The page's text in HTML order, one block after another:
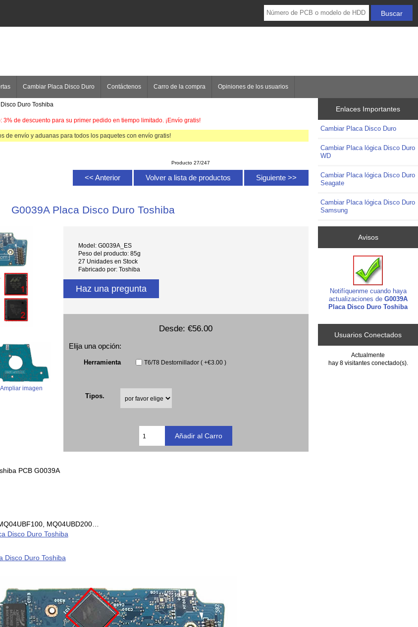
Cambiar Placa Disco Duro Contáctenos Carro de la compra Opiniones de los usuarios
Duro Toshiba
3% de descuento para su primer pedido en tiempo limitado. ¡Envío gratis!
de envío y aduanas para todos los paquetes con envío gratis!
Producto 27/247
<< Anterior Volver a lista de productos Siguiente >>
G0039A Placa Disco Duro Toshiba
Ampliar imagen
Model: G0039A_ES
Peso del producto: 85g
27 Unidades en Stock
Fabricado por: Toshiba
Haz una pregunta
Desde:€56.00
Elija una opción:
Herramienta T6/T8 Destornillador ( +€3.00 )
Tipos.
PCB G0039A
MQ04UBD200…
Disco Duro Toshiba
Disco Duro Toshiba
Enlaces Importantes
Cambiar Placa Disco Duro
Cambiar Placa lógica Disco Duro
WD
Cambiar Placa lógica Disco Duro
Seagate
Cambiar Placa lógica Disco Duro
Samsung
Avisos
Notifíquenme cuando haya
actualizaciones de G0039A
Placa Disco Duro Toshiba
Usuarios Conectados
Actualmente
hay 8 visitantes conectado(s).